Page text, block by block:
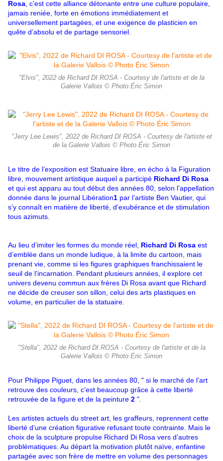
Rosa , c’est cette alliance détonante entre une culture populaire,
jamais reniée, forte en émotions immédiatement et
universellement partagées, et une exigence de plasticien en
quête d’absolu et de partage sensoriel.
"Elvis", 2022 de Richard DI ROSA - Courtesy de l'artiste et de la
Galerie Vallois © Photo Éric Simon
"Jerry Lee Lewis", 2022 de Richard DI ROSA - Courtesy de l'artiste et
de la Galerie Vallois © Photo Éric Simon
Le titre de l’exposition est Statuaire libre, en écho à la Figuration
libre, mouvement artistique auquel a participé Richard Di Rosa
et qui est apparu au tout début des années 80, selon l’appellation
donnée dans le journal Libération1 par l’artiste Ben Vautier, qui
s’y connaît en matière de liberté, d’exubérance et de stimulation
tous azimuts.
Au lieu d’imiter les formes du monde réel, Richard Di Rosa est
d’emblée dans un monde ludique, à la limite du cartoon, mais
prenant vie, comme si les figures graphiques franchissaient le
seuil de l’incarnation. Pendant plusieurs années, il explore cet
univers devenu commun aux frères Di Rosa avant que Richard
ne décide de creuser son sillon, celui des arts plastiques en
volume, en particulier de la statuaire.
"Stella", 2022 de Richard DI ROSA - Courtesy de l'artiste et de la
Galerie Vallois © Photo Éric Simon
Pour Philippe Piguet, dans les années 80, " si le marché de l’art
retrouve des couleurs, c’est beaucoup grâce à cette liberté
retrouvée de la figure et de la peinture 2 ".
Les artistes actuels du street art, les graffeurs, reprennent cette
liberté d’une création figurative refusant toute contrainte. Mais le
choix de la sculpture propulse Richard Di Rosa vers d’autres
problématiques. Au départ la motivation plutôt naïve, enfantine
partagée avec son frère de mettre en volume des personnages